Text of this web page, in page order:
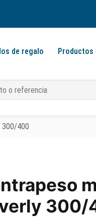
de regalo Productos
300/400
300/